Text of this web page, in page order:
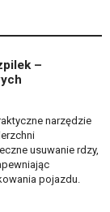
–
narzędzie
usuwanie rdzy,
pojazdu.